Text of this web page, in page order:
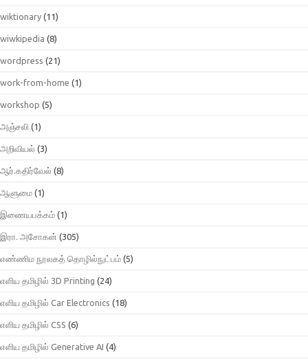
wiktionary (11)
wiwkipedia (8)
wordpress (21)
work-from-home (1)
workshop (5)
அஞ்சலி (1)
அறிவியல் (3)
ஆர்.கதிர்வேல் (8)
ஆளுமை (1)
இணையபக்கம் (1)
இரா. அசோகன் (305)
எண்ணிம நூலகத் தொழில்நுட்பம் (5)
எளிய தமிழில் 3D Printing (24)
எளிய தமிழில் Car Electronics (18)
எளிய தமிழில் CSS (6)
எளிய தமிழில் Generative AI (4)